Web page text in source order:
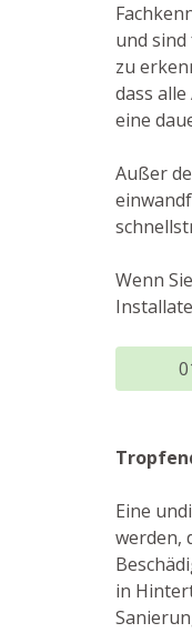
und
zu
dass
eine
Außer
Wenn
Eine
werden,
in